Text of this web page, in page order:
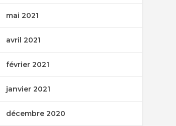
mai 2021
avril 2021
février 2021
janvier 2021
décembre 2020